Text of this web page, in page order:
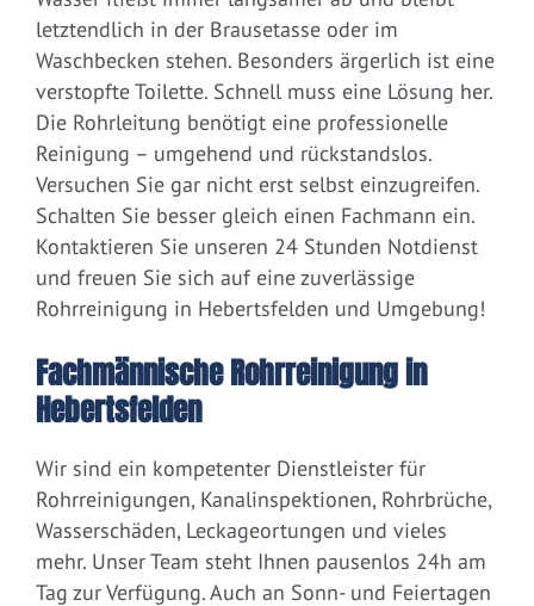
letztendlich in der Brausetasse oder im
Waschbecken stehen. Besonders ärgerlich ist eine
verstopfte Toilette. Schnell muss eine Lösung her.
Die Rohrleitung benötigt eine professionelle
Reinigung – umgehend und rückstandslos.
Versuchen Sie gar nicht erst selbst einzugreifen.
Schalten Sie besser gleich einen Fachmann ein.
Kontaktieren Sie unseren 24 Stunden Notdienst
und freuen Sie sich auf eine zuverlässige
Rohrreinigung in Hebertsfelden und Umgebung!
Fachmännische Rohrreinigung in
Hebertsfelden
Wir sind ein kompetenter Dienstleister für
Rohrreinigungen, Kanalinspektionen, Rohrbrüche,
Wasserschäden, Leckageortungen und vieles
mehr. Unser Team steht Ihnen pausenlos 24h am
Tag zur Verfügung. Auch an Sonn- und Feiertagen